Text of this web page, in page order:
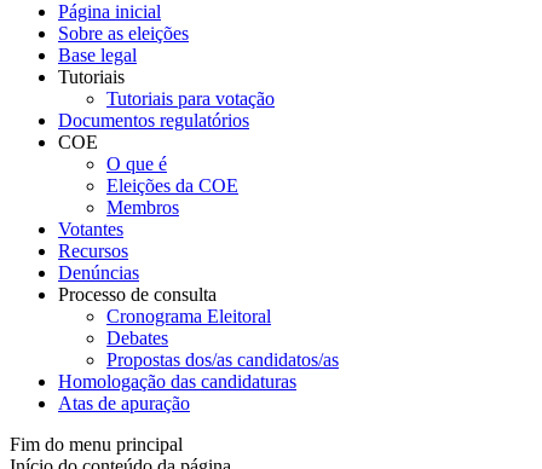
Página inicial
Sobre as eleições
Base legal
Tutoriais
Tutoriais para votação
Documentos regulatórios
COE
O que é
Eleições da COE
Membros
Votantes
Recursos
Denúncias
Processo de consulta
Cronograma Eleitoral
Debates
Propostas dos/as candidatos/as
Homologação das candidaturas
Atas de apuração
Fim do menu principal